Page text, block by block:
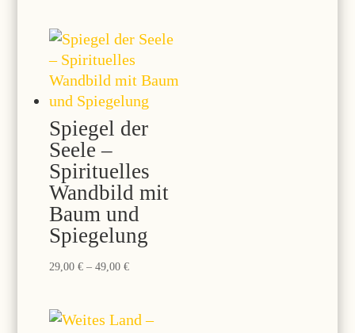
49,00 €
Spiegel der
Seele –
Spirituelles
Wandbild mit
Baum und
Spiegelung
29,00€ –49,00€Preisspanne:
49,00 €